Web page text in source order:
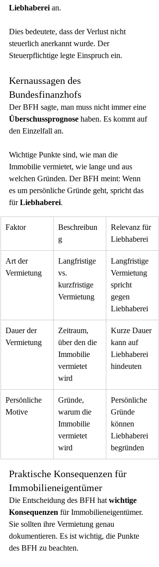
Liebhaberei an.
Dies bedeutete, dass der Verlust nicht
steuerlich anerkannt wurde. Der
Steuerpflichtige legte Einspruch ein.
Kernaussagen des
Bundesfinanzhofs
Der BFH sagte, man muss nicht immer eine
Überschussprognose haben. Es kommt auf
den Einzelfall an.
Wichtige Punkte sind, wie man die
Immobilie vermietet, wie lange und aus
welchen Gründen. Der BFH meint: Wenn
es um persönliche Gründe geht, spricht das
für Liebhaberei.
Faktor
Beschreibun
g
Relevanz für
Liebhaberei
Art der
Vermietung
Langfristige
vs.
kurzfristige
Vermietung
Langfristige
Vermietung
spricht
gegen
Liebhaberei
Dauer der
Vermietung
Zeitraum,
über den die
Immobilie
vermietet
wird
Kurze Dauer
kann auf
Liebhaberei
hindeuten
Persönliche
Motive
Gründe,
warum die
Immobilie
vermietet
wird
Persönliche
Gründe
können
Liebhaberei
begründen
Praktische Konsequenzen für
Immobilieneigentümer
Die Entscheidung des BFH hat wichtige
Konsequenzen für Immobilieneigentümer.
Sie sollten ihre Vermietung genau
dokumentieren. Es ist wichtig, die Punkte
des BFH zu beachten.